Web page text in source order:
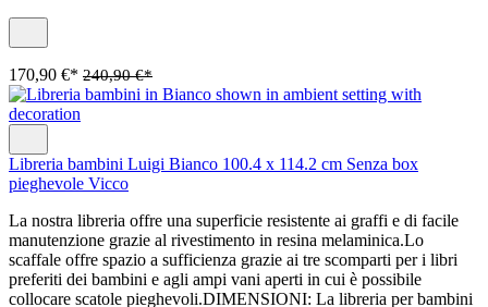
170,90 €* 240,90 €*
Libreria bambini Luigi Bianco 100.4 x 114.2 cm Senza box
pieghevole Vicco
La nostra libreria offre una superficie resistente ai graffi e di facile
manutenzione grazie al rivestimento in resina melaminica.Lo
scaffale offre spazio a sufficienza grazie ai tre scomparti per i libri
preferiti dei bambini e agli ampi vani aperti in cui è possibile
collocare scatole pieghevoli.DIMENSIONI: La libreria per bambini